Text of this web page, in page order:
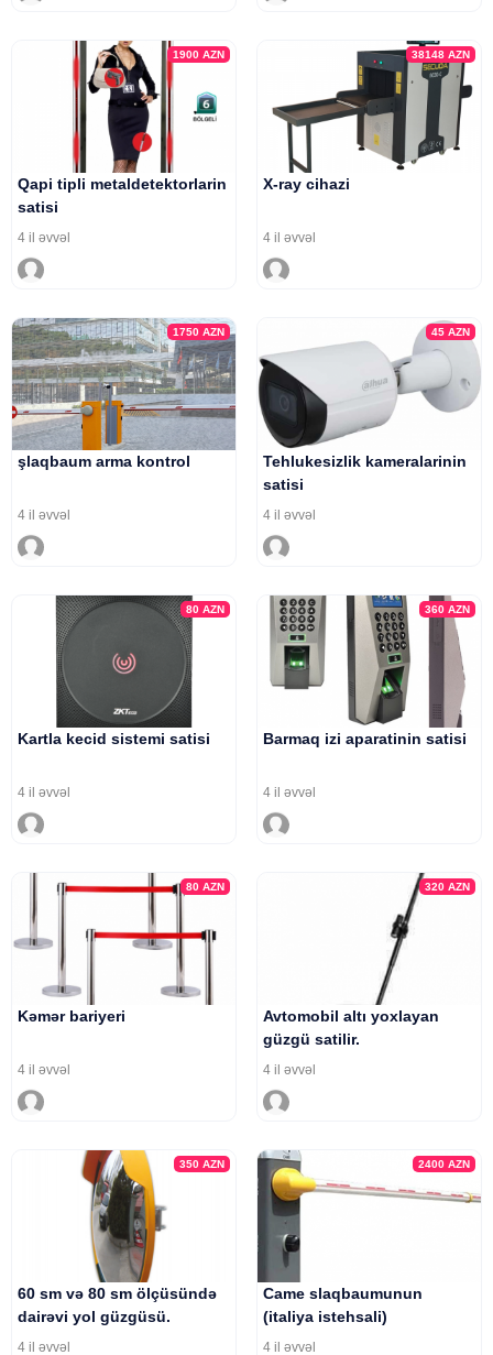
1900AZN
Qapi tipli metaldetektorlarin
satisi
4 il əvvəl
38148 AZN
X-ray cihazi
4 il əvvəl
1750AZN
şlaqbaum arma kontrol
4 il əvvəl
45 AZN
Tehlukesizlik kameralarinin
satisi
4 il əvvəl
80AZN
Kartla kecid sistemi satisi
4 il əvvəl
360 AZN
Barmaq izi aparatinin satisi
4 il əvvəl
80AZN
Kəmər bariyeri
4 il əvvəl
320 AZN
Avtomobil altı yoxlayan
güzgü satilir.
4 il əvvəl
350AZN
60 sm və 80 sm ölçüsündə
dairəvi yol güzgüsü.
4 il əvvəl
2400 AZN
Came slaqbaumunun
(italiya istehsali)
4 il əvvəl